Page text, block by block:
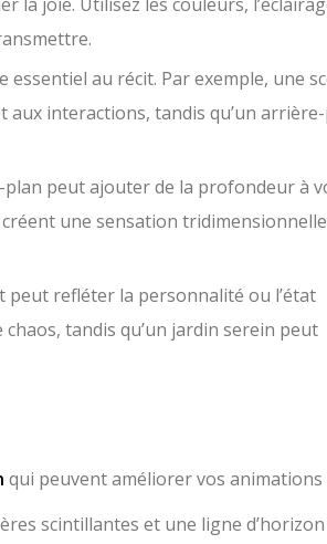
au récit. Par exemple, une
aux interactions, tandis qu’un
plan peut ajouter de la profondeur à
une sensation
peut refléter la personnalité ou l’état
tandis qu’un jardin serein peut
qui peuvent améliorer vos animations
scintillantes et une ligne d’horizon